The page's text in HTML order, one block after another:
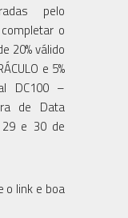
pelo
o
20% válido
e 5%
DC100 –
de Data
29 e 30 de
o link e boa